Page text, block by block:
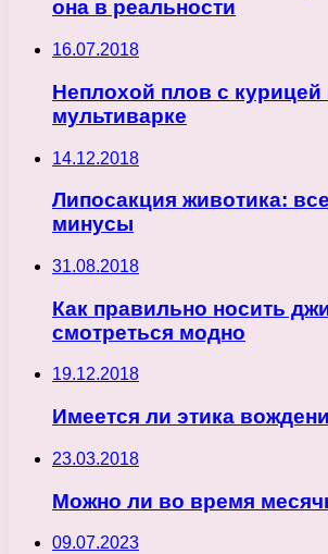
она в реальности
16.07.2018
Неплохой плов с курицей
мультиварке
14.12.2018
Липосакция животика:
минусы
31.08.2018
Как правильно носить
смотреться модно
19.12.2018
Имеется ли этика
23.03.2018
Можно ли во время
09.07.2023